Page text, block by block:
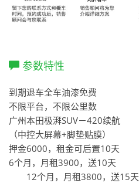
参数特性
到期退车全车油漆免费
不限平台，不限公里数
广州本田极湃SUV－420续航
（中控大屏幕+脚垫贴膜）
押金6000，租金可后置10天
6个月，月租3900，送10天
12个月，月租3800，送15天